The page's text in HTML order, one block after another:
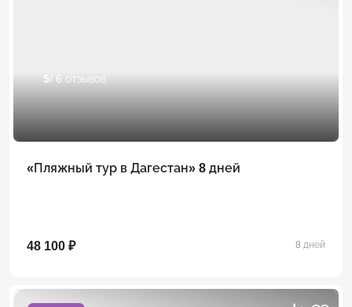
5/ 6 отзывов
«Пляжный тур в Дагестан» 8 дней
48 100 ₽ 8 дней